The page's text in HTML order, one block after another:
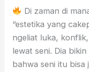
Di zaman di
“estetika yang
ngeliat luka,
lewat seni. Dia
bahwa seni itu bisa